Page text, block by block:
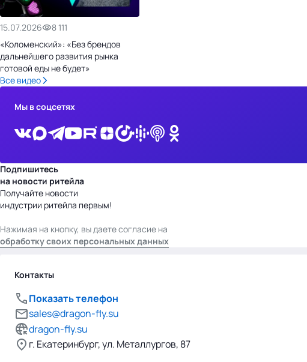
15.07.2026
8 111
«Коломенский»: «Без брендов
дальнейшего развития рынка
готовой еды не будет»
Все видео
Мы в соцсетях
Подпишитесь
на новости ритейла
Получайте новости
индустрии ритейла первым!
Нажимая на кнопку, вы даете согласие на
обработку своих персональных данных
Контакты
Показать телефон
sales@dragon-fly.su
dragon-fly.su
г. Екатеринбург, ул. Металлургов, 87